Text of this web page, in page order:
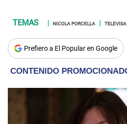
NICOLA PORCELLA TELEVISA
Prefiero a El Popular en Google